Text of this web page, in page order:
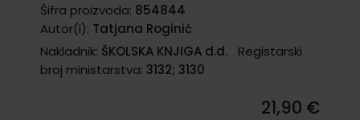
Šifra proizvoda: 854844
Autor(i): Tatjana Roginić
Nakladnik: ŠKOLSKA KNJIGA d.d.
Registarski
broj ministarstva: 3132; 3130
21,90 €